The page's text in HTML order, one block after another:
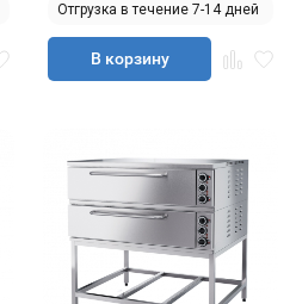
Отгрузка в течение 7-14 дней
В корзину